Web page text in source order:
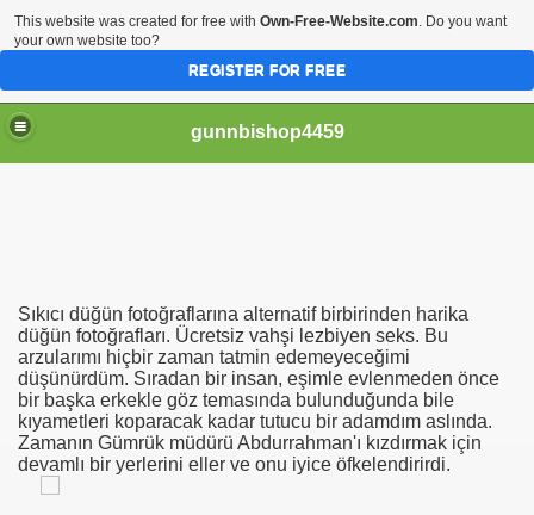
gunnbishop4459
Sıkıcı düğün fotoğraflarına alternatif birbirinden harika
düğün fotoğrafları. Ücretsiz vahşi lezbiyen seks. Bu
arzularımı hiçbir zaman tatmin edemeyeceğimi
düşünürdüm. Sıradan bir insan, eşimle evlenmeden önce
bir başka erkekle göz temasında bulunduğunda bile
kıyametleri koparacak kadar tutucu bir adamdım aslında.
Zamanın Gümrük müdürü Abdurrahman'ı kızdırmak için
devamlı bir yerlerini eller ve onu iyice öfkelendirirdi.
Голых Девушек И Женщин
Женщин
Бесплатно
This website was created for free with Own-Free-Website.com. Do you want
your own website too?
REGISTER FOR FREE